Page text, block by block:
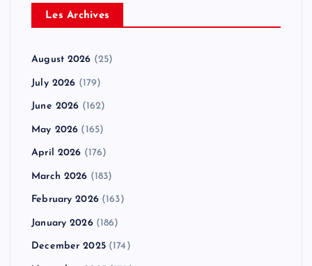
Les Archives
August 2026 (25)
July 2026 (179)
June 2026 (162)
May 2026 (165)
April 2026 (176)
March 2026 (183)
February 2026(163)
January 2026(186)
December 2025(174)